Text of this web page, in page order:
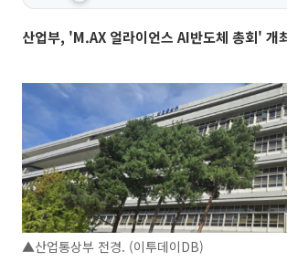
산업부, 'M.AX 얼라이언스 AI반도체 총회' 개
▲산업통상부 전경. (이투데이DB)